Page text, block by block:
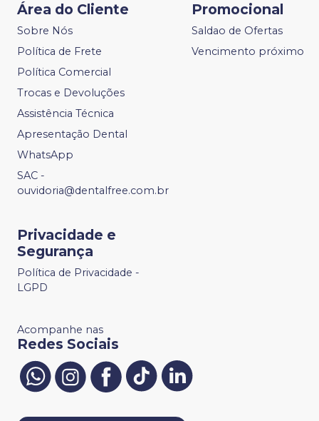
Área do Cliente
Sobre Nós
Política de Frete
Política Comercial
Trocas e Devoluções
Assistência Técnica
Apresentação Dental
WhatsApp
SAC -
ouvidoria@dentalfree.com.br
Promocional
Saldao de Ofertas
Vencimento próximo
Privacidade e
Segurança
Política de Privacidade -
LGPD
Acompanhe nas
Redes Sociais